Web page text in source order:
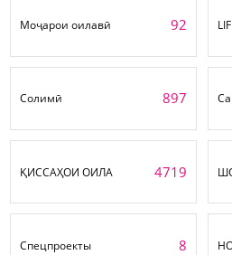
Моҷарои оилавӣ 92
Солимӣ 897
ҚИССАҲОИ ОИЛА 4719
Спецпроекты 8